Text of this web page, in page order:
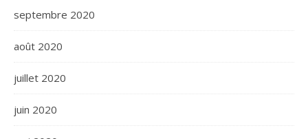
septembre 2020
août 2020
juillet 2020
juin 2020